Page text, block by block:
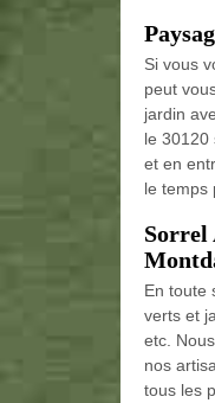
Si vous
peut
jardin
le 30120
et en
le temps
Sorrel
En toute
verts et
etc.
nos
tous les